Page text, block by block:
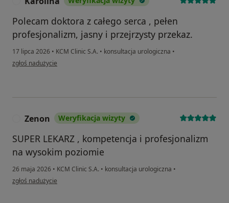
Polecam doktora z całego serca , pełen
profesjonalizm, jasny i przejrzysty przekaz.
17 lipca 2026 • KCM Clinic S.A. • konsultacja urologiczna •
w opinii użytkownika Karolina
zgłoś nadużycie
Zenon Weryfikacja wizyty
SUPER LEKARZ , kompetencja i profesjonalizm
na wysokim poziomie
26 maja 2026 • KCM Clinic S.A. • konsultacja urologiczna •
w opinii użytkownika Zenon
zgłoś nadużycie